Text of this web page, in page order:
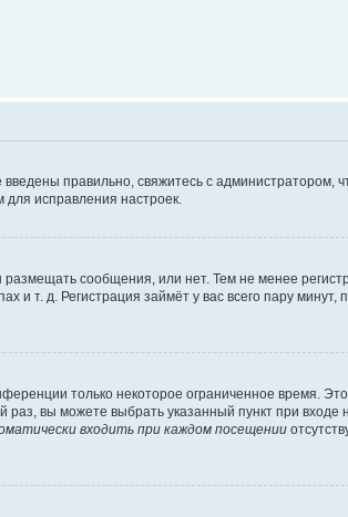
правильно, свяжитесь с администратором,
исправления настроек.
сообщения, или нет. Тем не менее
т. д. Регистрация займёт у вас всего пару минут,
только некоторое ограниченное время.
раз, вы можете выбрать указанный пункт при
входить при каждом посещении